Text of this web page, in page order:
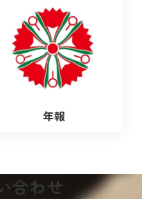
年報
合わせ